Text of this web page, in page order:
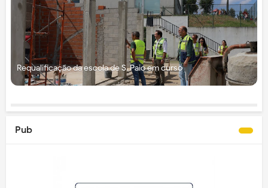
Requalificação da escola de S. Paio em curso
Pub